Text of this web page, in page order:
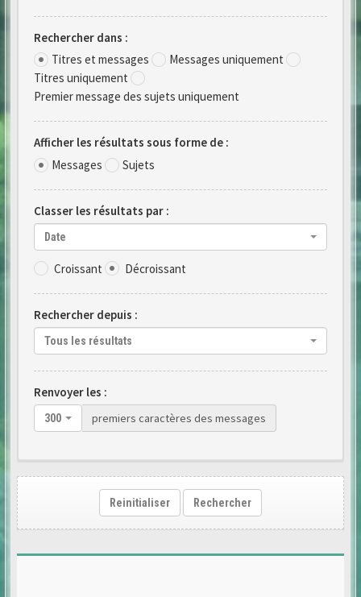
Rechercher dans :
Titres et messages
Messages uniquement
Titres uniquement
Premier message des sujets uniquement
Afficher les résultats sous forme de :
Messages
Sujets
Classer les résultats par :
Date
Croissant Décroissant
Rechercher depuis :
Tous les résultats
Renvoyer les :
300 premiers caractères des messages
Reinitialiser Rechercher